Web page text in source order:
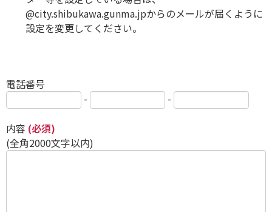
@city.shibukawa.gunma.jpからのメールが届くように
設定を変更してください。
電話番号
-
-
内容 (必須)
(全角2000文字以内)